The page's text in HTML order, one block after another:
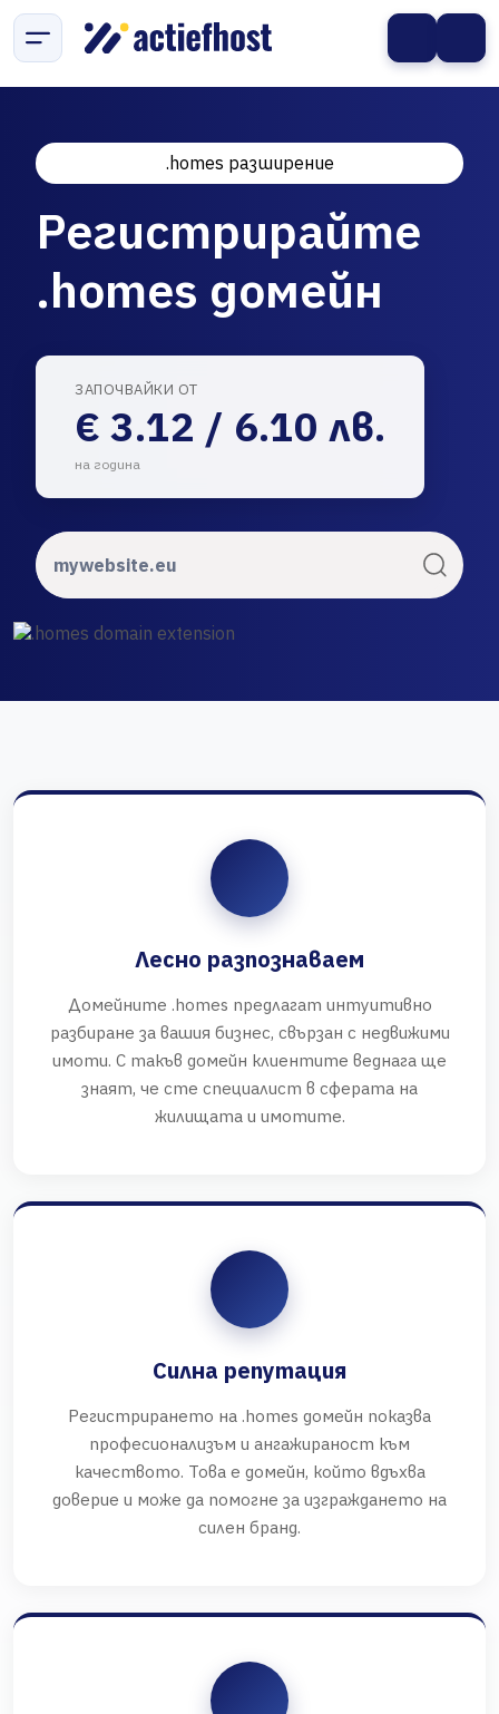
.homes разширение
Регистрирайте
.homes домейн
ЗАПОЧВАЙКИ ОТ
€ 3.12 / 6.10 лв.
на година
Лесно разпознаваем
Домейните .homes предлагат интуитивно
разбиране за вашия бизнес, свързан с недвижими
имоти. С такъв домейн клиентите веднага ще
знаят, че сте специалист в сферата на
жилищата и имотите.
Силна репутация
Регистрирането на .homes домейн показва
професионализъм и ангажираност към
качеството. Това е домейн, който вдъхва
доверие и може да помогне за изграждането на
силен бранд.